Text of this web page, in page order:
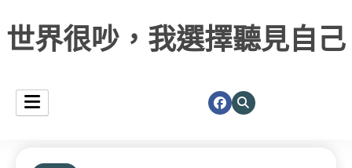
世界很吵，我選擇聽見自己